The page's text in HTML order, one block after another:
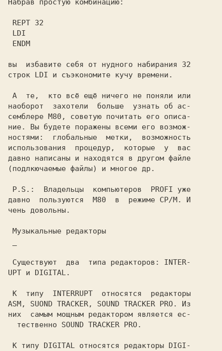
Набрав простую комбинацию:
REPT 32
LDI
ENDM
вы  избавите себя от нудного набирания 32
строк LDI и съэкономите кучу времени.
наоборот  захотели  больше  узнать об ас-
семблере М80, советую почитать его описа-
ние. Вы будете поражены всеми его возмож-
ностями:  глобальные  метки,  возможность
использования  процедур,  которые  у  вас
давно написаны и находятся в другом файле
(подлкючаемые файлы) и многое др.
P.S.: Владельцы  компьютеров  PROFI уже
Музыкальные редакторы
ASM, SUOND TRACKER, SOUND TRACKER PRO. Из
них  самым мощным редактором является ес-